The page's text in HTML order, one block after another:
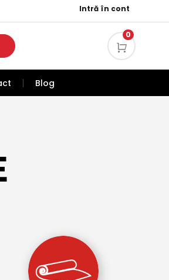
Intră în cont
0
Blog